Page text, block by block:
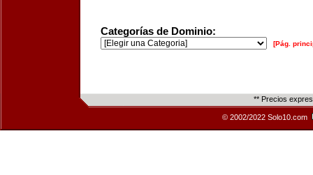
Categorías de Dominio:
[Pág.
** Precios
© 2002/2022 Solo10.com